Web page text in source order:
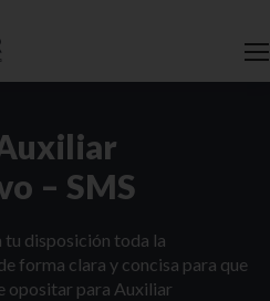
– SMS
tu disposición toda la
forma clara y concisa para que
opositar para Auxiliar